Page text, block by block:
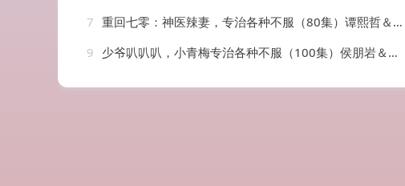
7 重回七零：神医辣妻，专治各种不服（80集）谭熙哲＆罗永瑶
9 少爷叭叭叭，小青梅专治各种不服（100集）侯朋岩＆雷馥缦